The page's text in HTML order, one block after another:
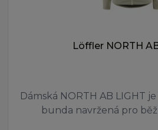
Löffler NORTH
Dámská NORTH AB LIGHT
bunda navržená pro